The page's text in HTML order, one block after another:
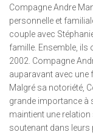
Compagne Andre
personnelle et
couple avec
famille. Ensemble, ils
2002. Compagne
auparavant avec une
Malgré sa notoriété,
grande importance à
maintient une
soutenant dans leurs